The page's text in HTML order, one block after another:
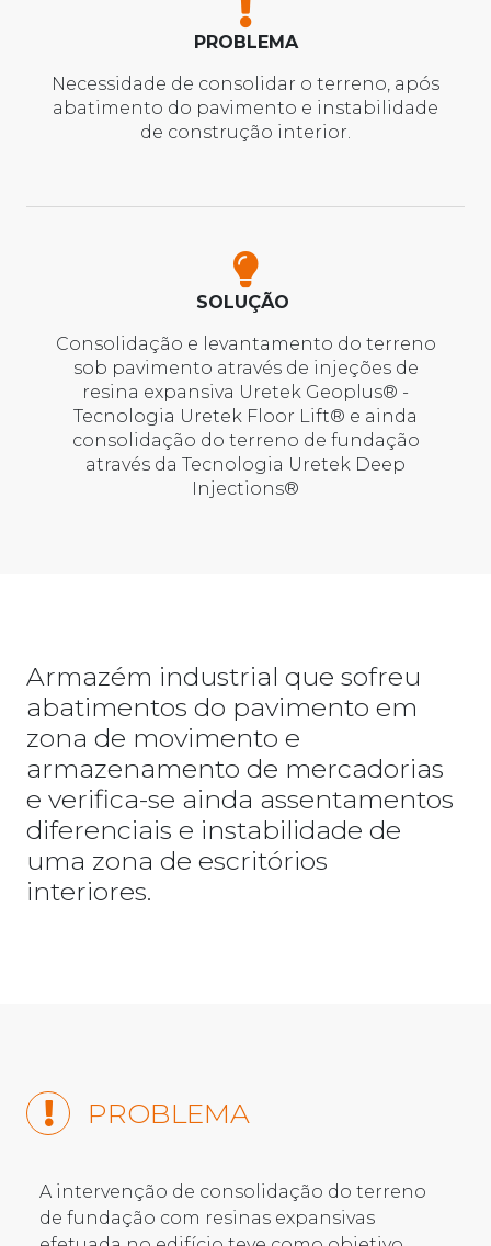
PROBLEMA
Necessidade de consolidar o terreno, após
abatimento do pavimento e instabilidade
de construção interior.
SOLUÇÃO
Consolidação e levantamento do terreno
sob pavimento através de injeções de
resina expansiva Uretek Geoplus® -
Tecnologia Uretek Floor Lift® e ainda
consolidação do terreno de fundação
através da Tecnologia Uretek Deep
Injections®
Armazém industrial que sofreu
abatimentos do pavimento em
zona de movimento e
armazenamento de mercadorias
e verifica-se ainda assentamentos
diferenciais e instabilidade de
uma zona de escritórios
interiores.
PROBLEMA
A intervenção de consolidação do terreno
de fundação com resinas expansivas